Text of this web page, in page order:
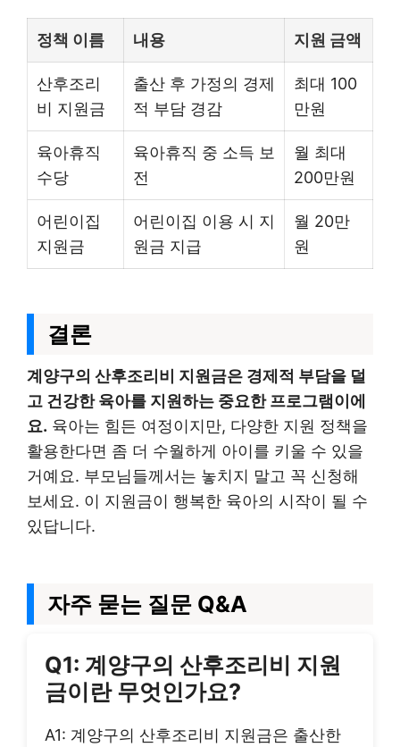
정책 이름 내용 지원 금액
산후조리
비 지원금
출산 후 가정의 경제
적 부담 경감
최대 100
만원
육아휴직
수당
육아휴직 중 소득 보
전
월 최대
200만원
어린이집
지원금
어린이집 이용 시 지
원금 지급
월 20만
원
결론
계양구의 산후조리비 지원금은 경제적 부담을 덜
고 건강한 육아를 지원하는 중요한 프로그램이에
요. 육아는 힘든 여정이지만, 다양한 지원 정책을
활용한다면 좀 더 수월하게 아이를 키울 수 있을
거예요. 부모님들께서는 놓치지 말고 꼭 신청해
보세요. 이 지원금이 행복한 육아의 시작이 될 수
있답니다.
자주 묻는 질문 Q&A
Q1: 계양구의 산후조리비 지원
금이란 무엇인가요?
A1: 계양구의 산후조리비 지원금은 출산한